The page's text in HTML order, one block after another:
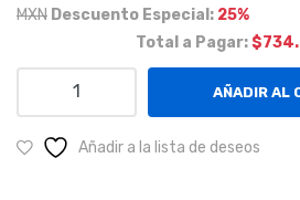
MXN Descuento Especial: 25%
Total a Pagar:
Principales
empresas
de
AÑADIR AL
Añadir a la lista de deseos